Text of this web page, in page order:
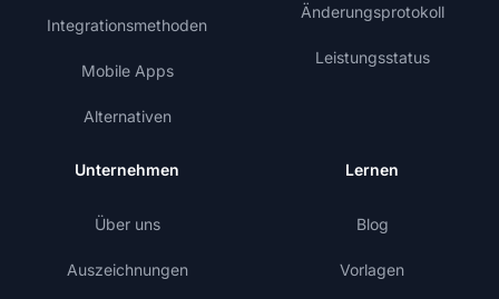
Integrationsmethoden
Mobile Apps
Alternativen
Änderungsprotokoll
Leistungsstatus
Unternehmen
Über uns
Auszeichnungen
Lernen
Blog
Vorlagen